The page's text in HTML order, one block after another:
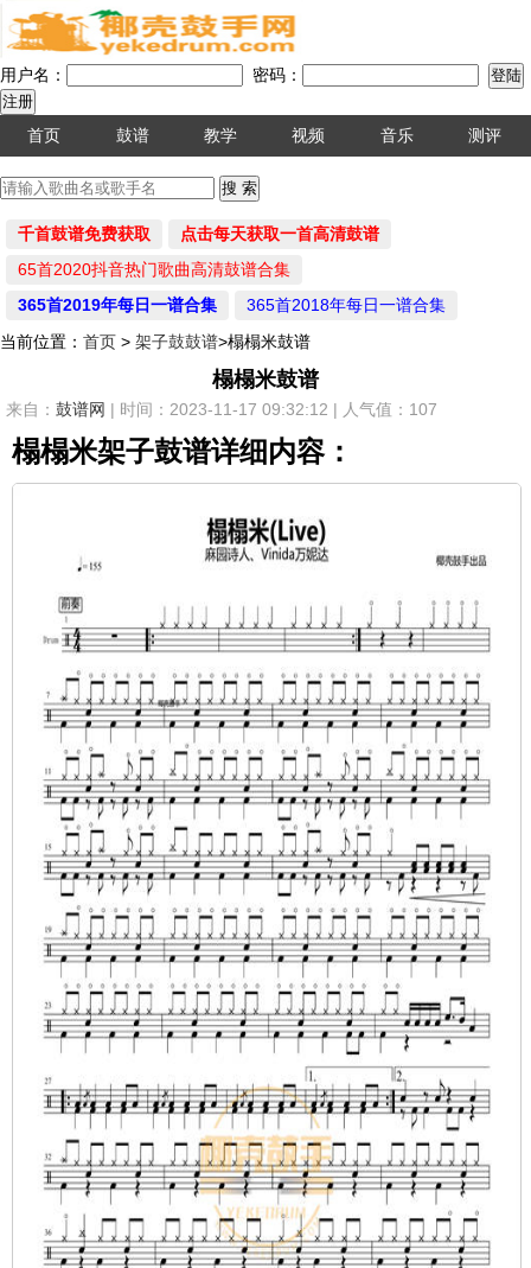
用户名： 密码：
首页 鼓谱 教学 视频 音乐 测评
千首鼓谱免费获取
点击每天获取一首高清鼓谱
65首2020抖音热门歌曲高清鼓谱合集
365首2019年每日一谱合集
365首2018年每日一谱合集
当前位置： 首页 > 架子鼓鼓谱>榻榻米鼓谱
榻榻米鼓谱
来自： 鼓谱网 | 时间：2023-11-17 09:32:12 | 人气值：107
榻榻米架子鼓谱详细内容：